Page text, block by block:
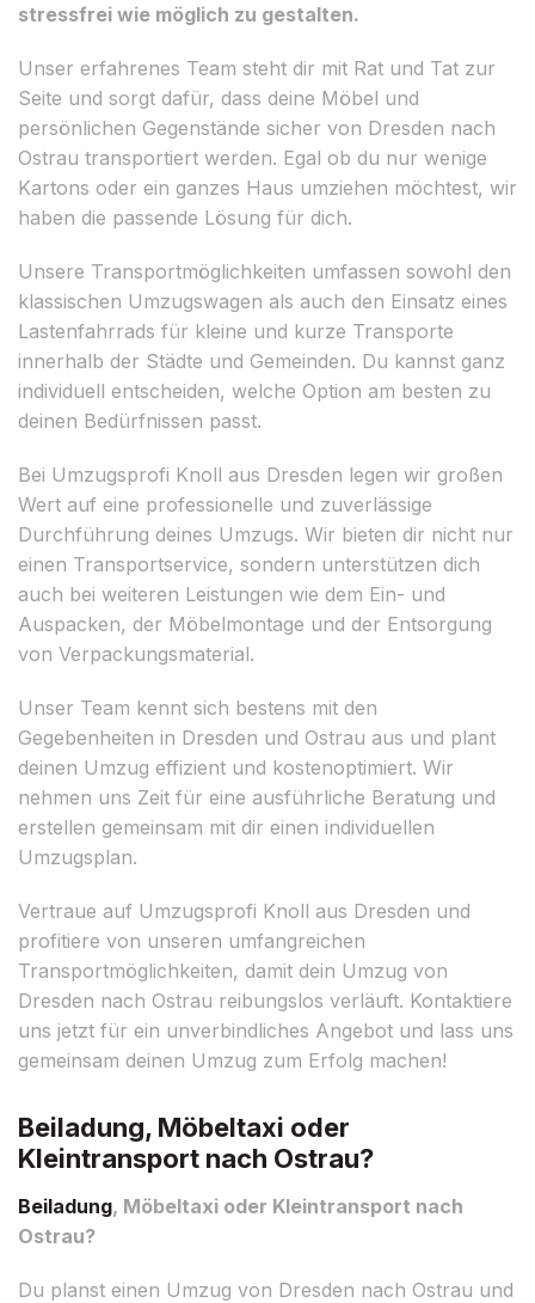
stressfrei wie möglich zu gestalten.
Unser erfahrenes Team steht dir mit Rat und Tat zur
Seite und sorgt dafür, dass deine Möbel und
persönlichen Gegenstände sicher von Dresden nach
Ostrau transportiert werden. Egal ob du nur wenige
Kartons oder ein ganzes Haus umziehen möchtest, wir
haben die passende Lösung für dich.
Unsere Transportmöglichkeiten umfassen sowohl den
klassischen Umzugswagen als auch den Einsatz eines
Lastenfahrrads für kleine und kurze Transporte
innerhalb der Städte und Gemeinden. Du kannst ganz
individuell entscheiden, welche Option am besten zu
deinen Bedürfnissen passt.
Bei Umzugsprofi Knoll aus Dresden legen wir großen
Wert auf eine professionelle und zuverlässige
Durchführung deines Umzugs. Wir bieten dir nicht nur
einen Transportservice, sondern unterstützen dich
auch bei weiteren Leistungen wie dem Ein- und
Auspacken, der Möbelmontage und der Entsorgung
von Verpackungsmaterial.
Unser Team kennt sich bestens mit den
Gegebenheiten in Dresden und Ostrau aus und plant
deinen Umzug effizient und kostenoptimiert. Wir
nehmen uns Zeit für eine ausführliche Beratung und
erstellen gemeinsam mit dir einen individuellen
Umzugsplan.
Vertraue auf Umzugsprofi Knoll aus Dresden und
profitiere von unseren umfangreichen
Transportmöglichkeiten, damit dein Umzug von
Dresden nach Ostrau reibungslos verläuft. Kontaktiere
uns jetzt für ein unverbindliches Angebot und lass uns
gemeinsam deinen Umzug zum Erfolg machen!
Beiladung, Möbeltaxi oder
Kleintransport nach Ostrau?
Beiladung, Möbeltaxi oder Kleintransport nach
Ostrau?
Du planst einen Umzug von Dresden nach Ostrau und